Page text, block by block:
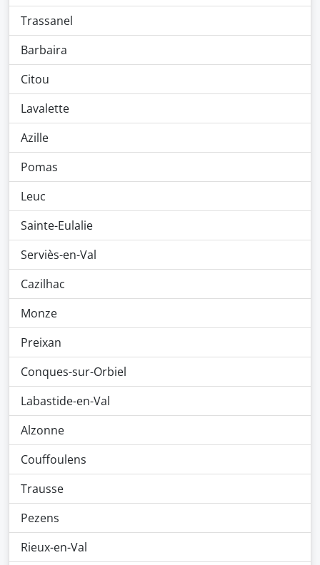
Trassanel
Barbaira
Citou
Lavalette
Azille
Pomas
Leuc
Sainte-Eulalie
Serviès-en-Val
Cazilhac
Monze
Preixan
Conques-sur-Orbiel
Labastide-en-Val
Alzonne
Couffoulens
Trausse
Pezens
Rieux-en-Val